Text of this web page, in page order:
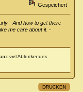
Gespeichert
- And how to get there
me care about it. -
viel Ablenkendes
DRUCKEN